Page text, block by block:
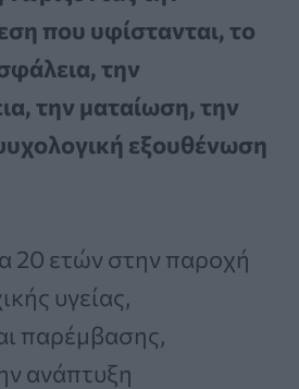
που υφίστανται, το
την
την ματαίωση, την
εξουθένωση
20 ετών στην παροχή
υγείας,
παρέμβασης,
ανάπτυξη